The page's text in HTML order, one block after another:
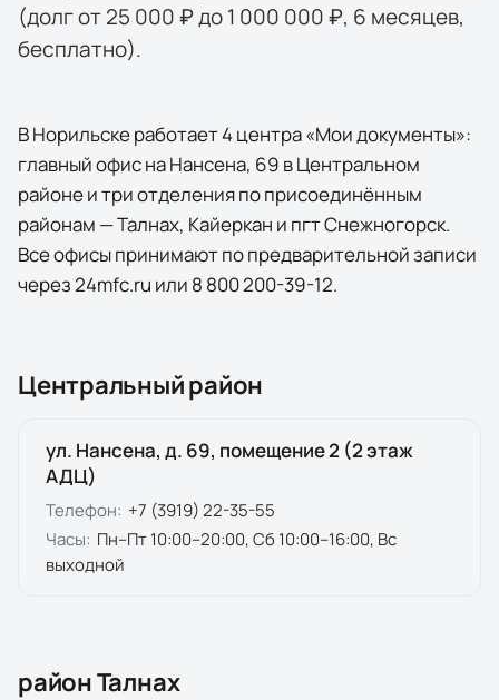
(долг от 25 000 ₽ до 1 000 000 ₽, 6 месяцев,
бесплатно).
В Норильске работает 4 центра «Мои документы»:
главный офис на Нансена, 69 в Центральном
районе и три отделения по присоединённым
районам — Талнах, Кайеркан и пгт Снежногорск.
Все офисы принимают по предварительной записи
через 24mfc.ru или 8 800 200-39-12.
Центральный район
ул. Нансена, д. 69, помещение 2 (2 этаж
АДЦ)
Телефон: +7 (3919) 22-35-55
Часы: Пн–Пт 10:00–20:00, Сб 10:00–16:00, Вс
выходной
район Талнах